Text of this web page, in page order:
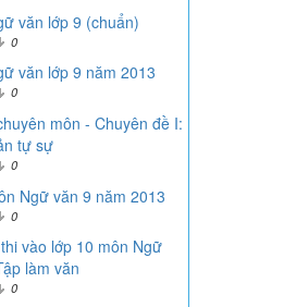
văn lớp 9 (chuẩn)
0
văn lớp 9 năm 2013
0
môn - Chuyên đề I:
tự sự
0
Ngữ văn 9 năm 2013
0
vào lớp 10 môn Ngữ
làm văn
0